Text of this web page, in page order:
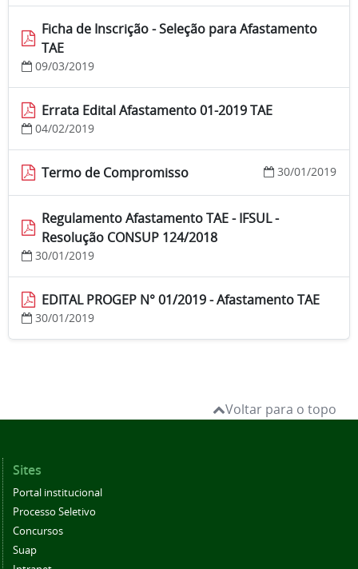
Ficha de Inscrição - Seleção para Afastamento
TAE
09/03/2019
Errata Edital Afastamento 01-2019 TAE
04/02/2019
Termo de Compromisso 30/01/2019
Regulamento Afastamento TAE - IFSUL -
Resolução CONSUP 124/2018
30/01/2019
EDITAL PROGEP N° 01/2019 - Afastamento TAE
30/01/2019
Voltar para o topo
Sites
Portal institucional
Processo Seletivo
Concursos
Suap